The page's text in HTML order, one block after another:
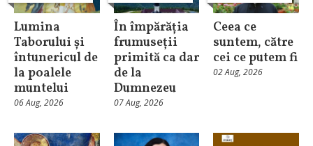
Lumina
Taborului și
întunericul de
la poalele
muntelui
06 Aug, 2026
În împărăția
frumuseții
primită ca dar
de la
Dumnezeu
07 Aug, 2026
Ceea ce
suntem, către
cei ce putem fi
02 Aug, 2026